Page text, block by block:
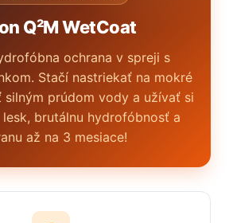
Q²M WetCoat
ochrana v spreji s
Stačí nastriekať na mokré
silným prúdom vody a užívať si
brutálnu hydrofóbnosť a
až na 3 mesiace!